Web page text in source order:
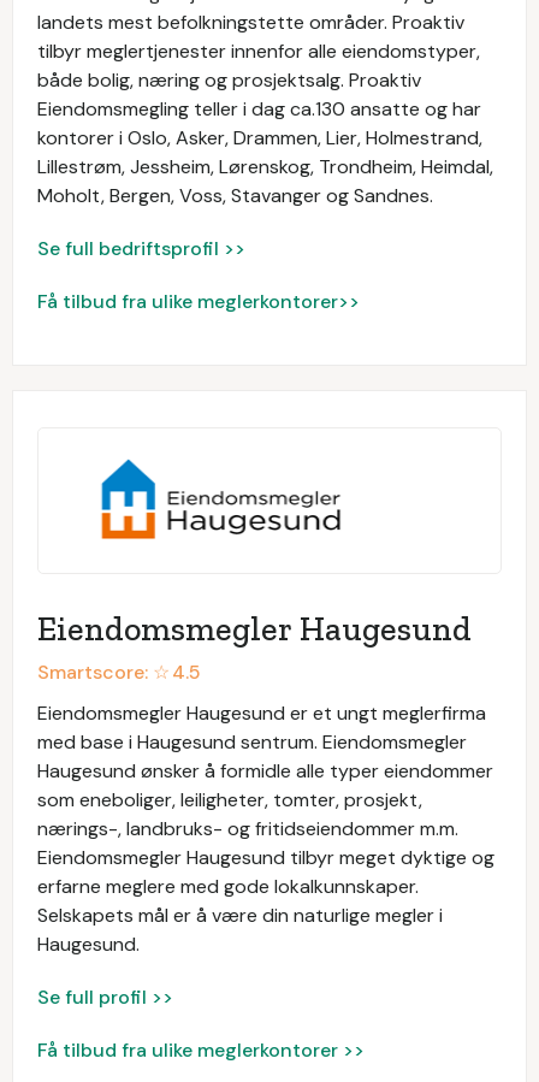
landets mest befolkningstette områder. Proaktiv
tilbyr meglertjenester innenfor alle eiendomstyper,
både bolig, næring og prosjektsalg. Proaktiv
Eiendomsmegling teller i dag ca.130 ansatte og har
kontorer i Oslo, Asker, Drammen, Lier, Holmestrand,
Lillestrøm, Jessheim, Lørenskog, Trondheim, Heimdal,
Moholt, Bergen, Voss, Stavanger og Sandnes.
Se full bedriftsprofil >>
Få tilbud fra ulike meglerkontorer>>
Eiendomsmegler Haugesund
Smartscore: ☆4.5
Eiendomsmegler Haugesund er et ungt meglerfirma
med base i Haugesund sentrum. Eiendomsmegler
Haugesund ønsker å formidle alle typer eiendommer
som eneboliger, leiligheter, tomter, prosjekt,
nærings-, landbruks- og fritidseiendommer m.m.
Eiendomsmegler Haugesund tilbyr meget dyktige og
erfarne meglere med gode lokalkunnskaper.
Selskapets mål er å være din naturlige megler i
Haugesund.
Se full profil >>
Få tilbud fra ulike meglerkontorer >>